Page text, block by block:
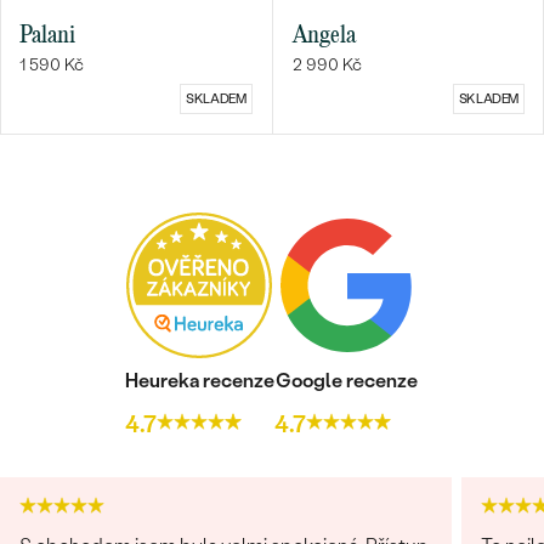
Bestsellery
OBJEVIT
Palani
1 590 Kč
SKLADEM
Angela
2 990 Kč
SKLADEM
Heureka recenze
4.7
Google recenze
4.7